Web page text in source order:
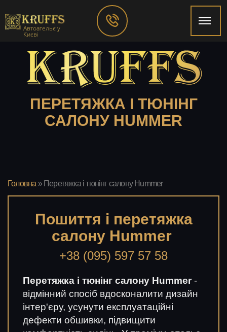
Автоательє у
Києві
ПЕРЕТЯЖКА І ТЮНІНГ
САЛОНУ HUMMER
Головна » Перетяжка і тюнінг салону Hummer
Пошиття і перетяжка
салону Hummer
+38 (095) 597 57 58
Перетяжка і тюнінг салону Hummer-
відмінний спосіб вдосконалити дизайн
інтер'єру, усунути експлуатаційні
дефекти обшивки, підвищити